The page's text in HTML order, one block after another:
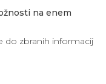
na enem
do zbranih informacij